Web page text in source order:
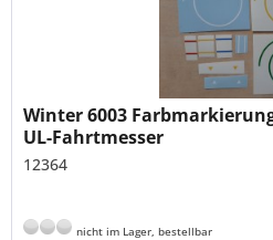
Winter 6003
UL-Fahrtmesser
12364
nicht im Lager, bestellbar